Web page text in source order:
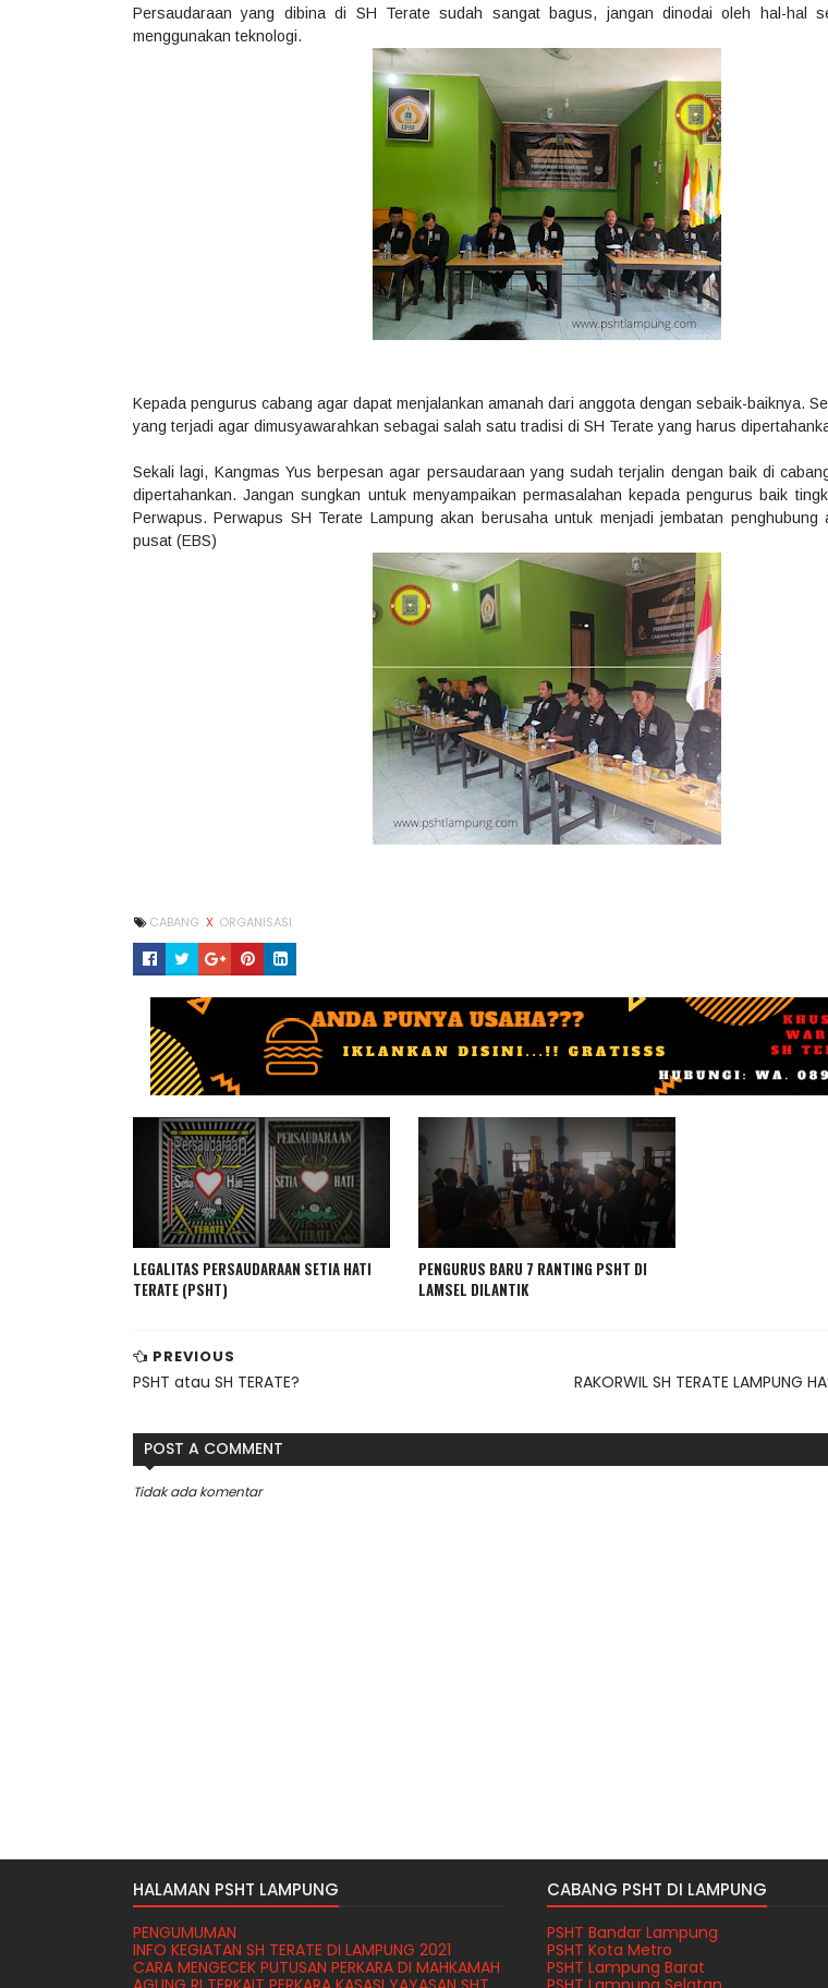
Persaudaraan yang dibina di SH Terate sudah sangat bagus, jangan dinodai oleh hal-hal
menggunakan teknologi.
Kepada pengurus cabang agar dapat menjalankan amanah dari anggota dengan sebaik-baiknya.
yang terjadi agar dimusyawarahkan sebagai salah satu tradisi di SH Terate yang harus
Sekali lagi, Kangmas Yus berpesan agar persaudaraan yang sudah terjalin dengan baik di
dipertahankan. Jangan sungkan untuk menyampaikan permasalahan kepada pengurus baik
Perwapus. Perwapus SH Terate Lampung akan berusaha untuk menjadi jembatan penghubung
pusat (EBS)
CABANG X ORGANISASI
LEGALITAS PERSAUDARAAN SETIA HATI
TERATE (PSHT)
PENGURUS BARU 7 RANTING PSHT DI
LAMSEL DILANTIK
RAKORWIL SH TERATE LAMPUNG
PREVIOUS
PSHT atau SH TERATE?
POST A COMMENT
Tidak ada komentar
HALAMAN PSHT LAMPUNG
PENGUMUMAN
INFO KEGIATAN SH TERATE DI LAMPUNG 2021
CARA MENGECEK PUTUSAN PERKARA DI MAHKAMAH
CABANG PSHT DI LAMPUNG
PSHT Bandar Lampung
PSHT Kota Metro
PSHT Lampung Barat